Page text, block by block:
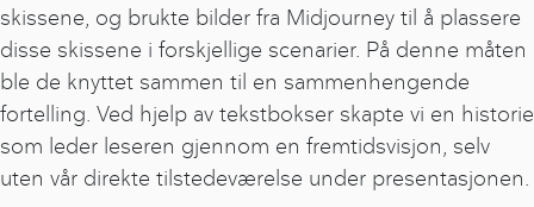
skissene, og brukte bilder fra Midjourney til å plassere
disse skissene i forskjellige scenarier. På denne måten
ble de knyttet sammen til en sammenhengende
fortelling. Ved hjelp av tekstbokser skapte vi en historie
som leder leseren gjennom en fremtidsvisjon, selv
uten vår direkte tilstedeværelse under presentasjonen.